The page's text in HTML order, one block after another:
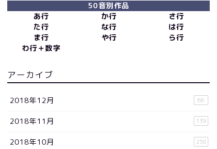
50音別作品
あ行
か行
さ行
た行
な行
は行
ま行
や行
ら行
わ行＋数字
アーカイブ
2018年12月 66
2018年11月 139
2018年10月 258